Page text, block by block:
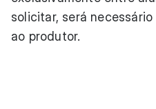
solicitar, será
ao produtor.